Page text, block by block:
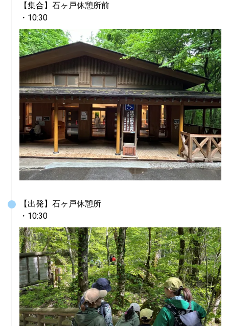
【集合】石ヶ戸休憩所前
・10:30
【出発】石ヶ戸休憩所
・10:30